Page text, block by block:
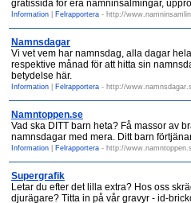
gratissida för era namninsalmingar,
Information Felrapportera - http://
Namnsdagar
Vi vet vem har namnsdag, alla dagar
respektive månad för att hitta sin
betydelse här.
Information Felrapportera - http://
Namntoppen.se
Vad ska DITT barn heta? Få massor av
namnsdagar med mera. Ditt barn
Information Felrapportera - http://
Supergrafik
Letar du efter det lilla extra? Hos oss
djurägare? Titta in på vår gravyr - id-